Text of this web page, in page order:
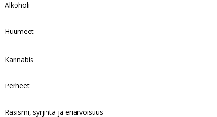
Alkoholi
Huumeet
Kannabis
Perheet
Rasismi, syrjintä ja eriarvoisuus